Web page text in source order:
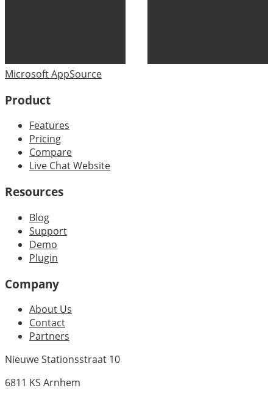
Microsoft AppSource
Product
Features
Pricing
Compare
Live Chat Website
Resources
Blog
Support
Demo
Plugin
Company
About Us
Contact
Partners
Nieuwe Stationsstraat 10
6811 KS Arnhem